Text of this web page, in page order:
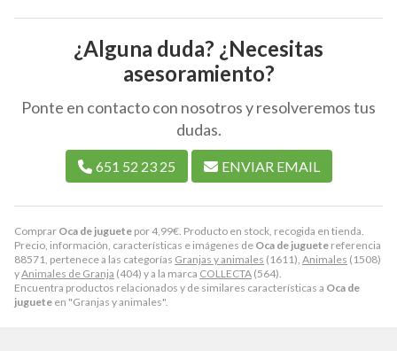
Comprar Oca de juguete por4,99€ . Producto en stock, recogida en tienda.
Precio, información, características e imágenes de Oca de juguete referencia
88571, pertenece a las categorías Granjas y animales (1611), Animales (1508)
yAnimales de Granja (404) y a la marca COLLECTA (564).
Encuentra productos relacionados y de similares características a Oca de
juguete en "Granjas y animales".
¿Alguna duda? ¿Necesitas
asesoramiento?
Ponte en contacto con nosotros y resolveremos tus
dudas.
651 52 23 25 ENVIAR EMAIL